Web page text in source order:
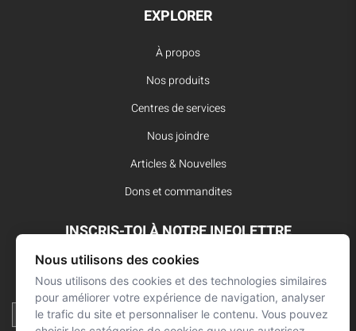
EXPLORER
À propos
Nos produits
Centres de services
Nous joindre
Articles & Nouvelles
Dons et commandites
INSCRIS-TOI À NOTRE INFOLETTRE
Reste à l’affût des dernières innovations pour vos interventions
d’urgence et ne manque aucune nouvelle de L’Arsenal.
Nous utilisons des cookies
Nous utilisons des cookies et des technologies similaires
pour améliorer votre expérience de navigation, analyser
le trafic du site et personnaliser le contenu. Vous pouvez